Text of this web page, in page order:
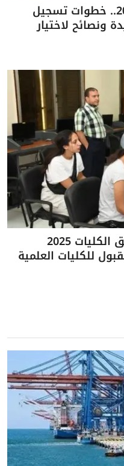
تنسيق الثانوية الأزهرية 2025.. خطوات تسجيل
ونصائح لاختيار
كل ما تريد معرفته عن تنسيق الكليات 2025
للكليات العلمية